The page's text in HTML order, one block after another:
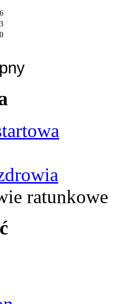
ratunkowe